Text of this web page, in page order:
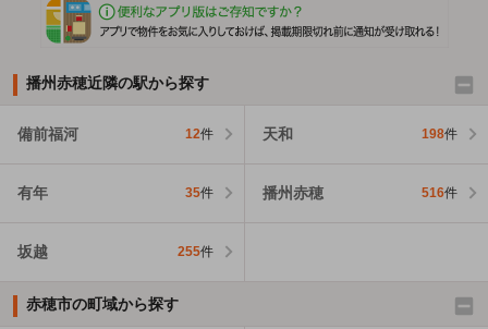
播州赤穂近隣の駅から探す
備前福河 12件 天和 198件
有年 35件 播州赤穂 516件
坂越 255件
赤穂市の町域から探す